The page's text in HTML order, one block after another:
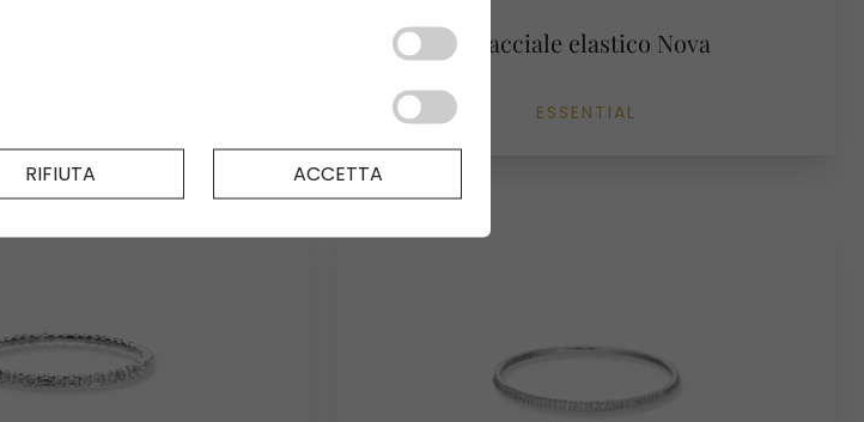
Bracciale elastico Nova
ESSENTIAL
RIFIUTA ACCETTA